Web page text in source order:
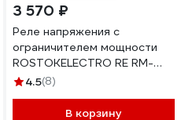
3 570 ₽
Реле напряжения с
ограничителем мощности
ROSTOKELECTRO RE RM-
7kW 46-367
4.5(8)
В корзину